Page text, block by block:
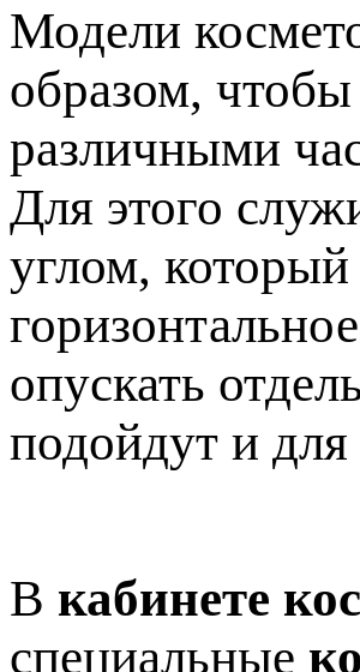
Модели
образом,
различными
Для этого
углом,
опускать
подойдут и
В кабинете
специальные